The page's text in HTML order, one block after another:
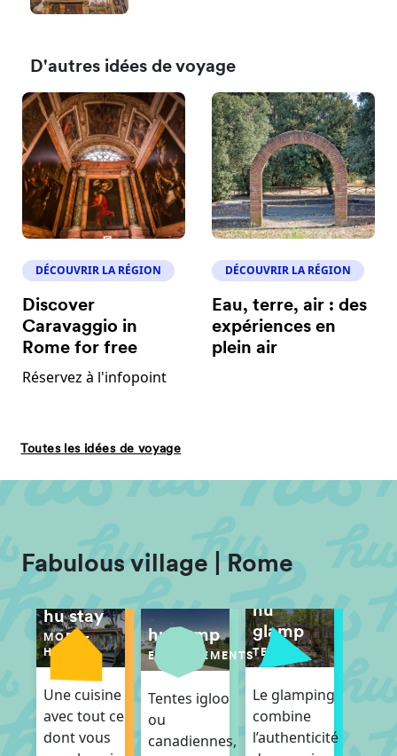
D'autres idées de voyage
DÉCOUVRIR LA RÉGION
Discover
Caravaggio in
Rome for free
Réservez à l'infopoint
DÉCOUVRIR LA RÉGION
Eau, terre, air : des
expériences en
plein air
Toutes les idées de voyage
Fabulous village | Rome
hu stay
MOBIL-
HOME
Une cuisine
avec tout ce
dont vous
hu camp
EMPLACEMENTS
Tentes igloo
ou
canadiennes,
hu
glamp
TENTES
Le glamping
combine
l’authenticité